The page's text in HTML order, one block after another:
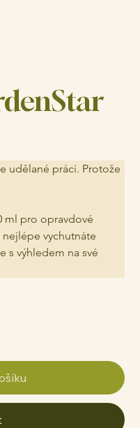
udělané práci. Protože
ml pro opravdové
vychutnáte
s výhledem na své